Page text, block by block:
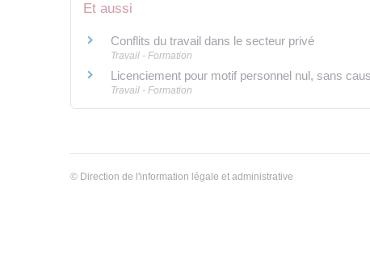
Et aussi
Conflits du travail dans le secteur privé
Travail - Formation
Licenciement pour motif personnel nul, sans
Travail - Formation
© Direction de l'information légale et administrative